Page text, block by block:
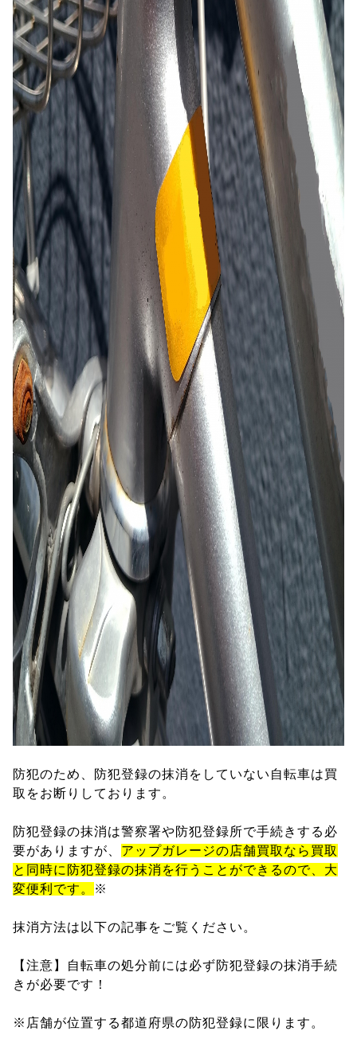
防犯のため、防犯登録の抹消をしていない自転車は買
取をお断りしております。
防犯登録の抹消は警察署や防犯登録所で手続きする必
要がありますが、 アップガレージの店舗買取なら買取
と同時に防犯登録の抹消を行うことができるので、大
変便利です。
※
抹消方法は以下の記事をご覧ください。
【注意】自転車の処分前には必ず防犯登録の抹消手続
きが必要です！
※店舗が位置する都道府県の防犯登録に限ります。